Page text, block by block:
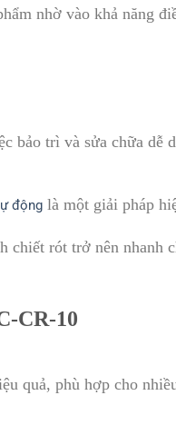
nhờ vào khả năng
bảo trì và sửa chữa dễ
động là một giải pháp
chiết rót trở nên nhanh
CR-10
quả, phù hợp cho